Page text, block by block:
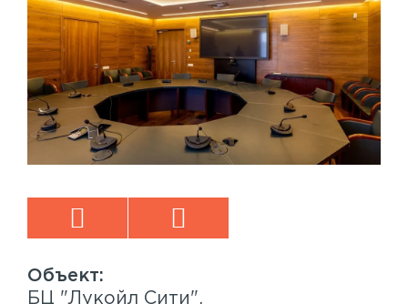
БЦ "Лукойл Сити".